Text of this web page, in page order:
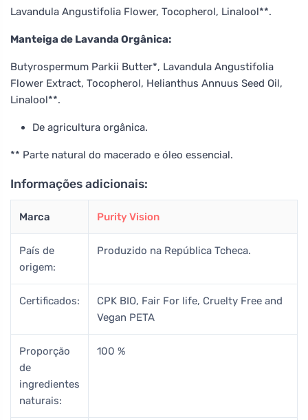
Lavandula Angustifolia Flower, Tocopherol, Linalool**.
Manteiga de Lavanda Orgânica:
Butyrospermum Parkii Butter*, Lavandula Angustifolia
Flower Extract, Tocopherol, Helianthus Annuus Seed Oil,
Linalool**.
De agricultura orgânica.
** Parte natural do macerado e óleo essencial.
Informações adicionais:
Marca Purity Vision
País de
origem:
Produzido na República Tcheca.
Certificados:
CPK BIO, Fair For life, Cruelty Free and
Vegan PETA
Proporção
de
ingredientes
naturais:
100 %